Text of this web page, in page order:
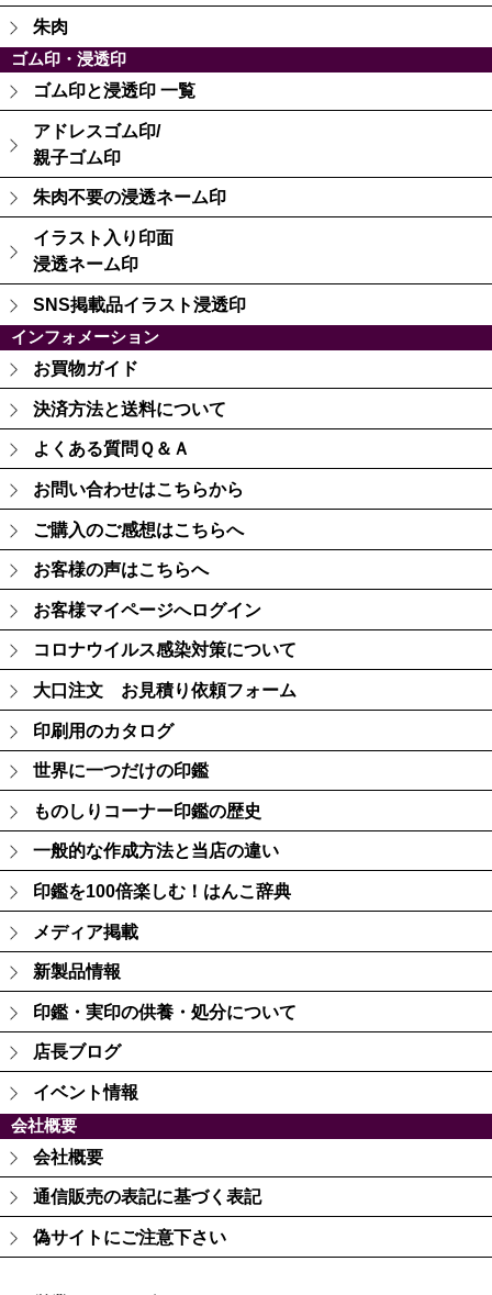
朱肉
ゴム印・浸透印
ゴム印と浸透印 一覧
アドレスゴム印/
親子ゴム印
朱肉不要の浸透ネーム印
イラスト入り印面
浸透ネーム印
SNS掲載品イラスト浸透印
インフォメーション
お買物ガイド
決済方法と送料について
よくある質問Ｑ＆Ａ
お問い合わせはこちらから
ご購入のご感想はこちらへ
お客様の声はこちらへ
お客様マイページへログイン
コロナウイルス感染対策について
大口注文 お見積り依頼フォーム
印刷用のカタログ
世界に一つだけの印鑑
ものしりコーナー印鑑の歴史
一般的な作成方法と当店の違い
印鑑を100倍楽しむ！はんこ辞典
メディア掲載
新製品情報
印鑑・実印の供養・処分について
店長ブログ
イベント情報
会社概要
会社概要
通信販売の表記に基づく表記
偽サイトにご注意下さい